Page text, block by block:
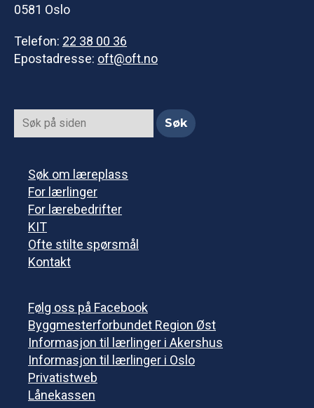
0581 Oslo
Telefon: 22 38 00 36
Epostadresse: oft@oft.no
Søk om læreplass
For lærlinger
For lærebedrifter
KIT
Ofte stilte spørsmål
Kontakt
Følg oss på Facebook
Byggmesterforbundet Region Øst
Informasjon til lærlinger i Akershus
Informasjon til lærlinger i Oslo
Privatistweb
Lånekassen